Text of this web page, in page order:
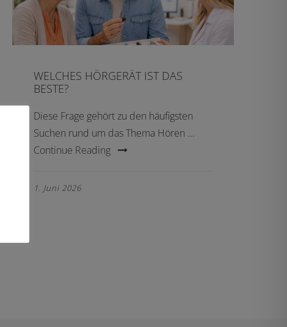
WELCHES HÖRGERÄT IST DAS
BESTE?
Diese Frage gehört zu den häufigsten
Suchen rund um das Thema Hören ...
Continue Reading
1. Juni 2026